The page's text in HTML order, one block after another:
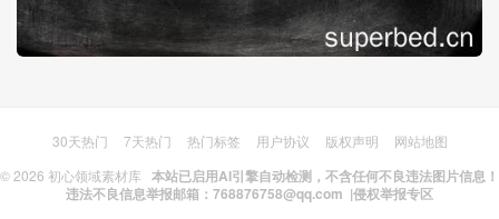
30天热门 7天热门 热门标签 用户协议 版权声明
网站地图
© 2026 初心领域素材库 本站已启用AI引擎自动检测，不含任何不良违法图片信息！
违法不良信息举报邮箱：768876758@qq.com |侵权举报专区